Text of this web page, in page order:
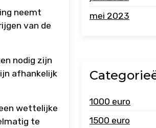
neemt
van de
nodig zijn
afhankelijk
wettelijke
te
mei 2023
1000 euro
1500 euro